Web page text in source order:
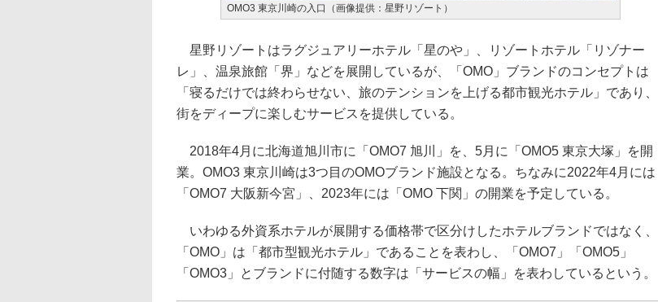
OMO3 東京川崎の入口（画像提供：星野リゾート）
星野リゾートはラグジュアリーホテル「星のや」、リゾートホテル「リゾナー
レ」、温泉旅館「界」などを展開しているが、「OMO」ブランドのコンセプトは
「寝るだけでは終わらせない、旅のテンションを上げる都市観光ホテル」であり、
街をディープに楽しむサービスを提供している。
2018年4月に北海道旭川市に「OMO7 旭川」を、5月に「OMO5 東京大塚」を開
業。OMO3 東京川崎は3つ目のOMOブランド施設となる。ちなみに2022年4月には
「OMO7 大阪新今宮」、2023年には「OMO 下関」の開業を予定している。
いわゆる外資系ホテルが展開する価格帯で区分けしたホテルブランドではなく、
「OMO」は「都市型観光ホテル」であることを表わし、「OMO7」「OMO5」
「OMO3」とブランドに付随する数字は「サービスの幅」を表わしているという。